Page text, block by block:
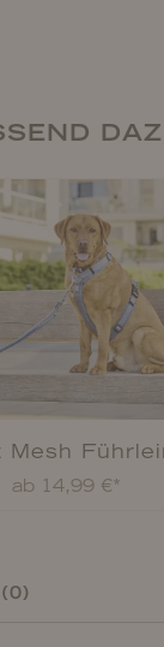
Mesh
ab 14,99 €*